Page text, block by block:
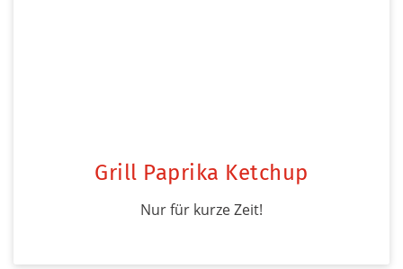
Grill Paprika Ketchup
Nur für kurze Zeit!